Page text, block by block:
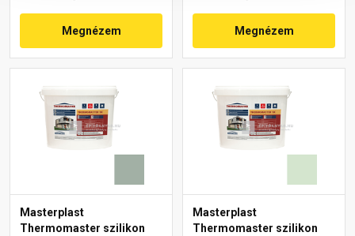
Megnézem Megnézem
Masterplast
Thermomaster szilikon
Masterplast
Thermomaster szilikon